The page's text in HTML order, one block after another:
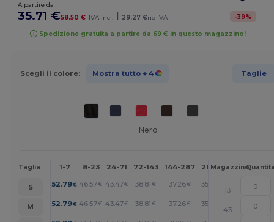
A partire da
35.71 €58.50 € IVA incl. | 29.27 €no IVA -39%
Spedizione gratuita a partire da 69 € in questo magazzino!
Scegli il colore: Mostra tutto + 4 Taglie
Nero
Taglia 1-7 8-23 24-71 72-143 144-287 288 + Altri
Magazzino
S 52.79€ 46.57€ 43.47€ 38.81 € 37.26€ 35.71
13
M
52.79€ 46.57€ 43.47€ 38.81 € 37.26€ 35.71
43